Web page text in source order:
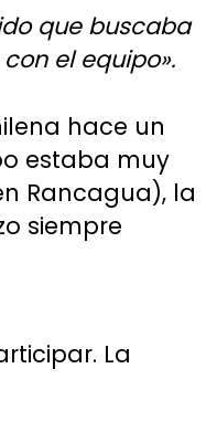
que buscaba
el equipo».
hace un
estaba muy
Rancagua), la
siempre
La